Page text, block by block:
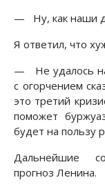
— Ну, как наши
Я ответил, что
— Не удалось
с огорчением
это третий
поможет
будет на пользу
Дальнейшие
прогноз Ленина.